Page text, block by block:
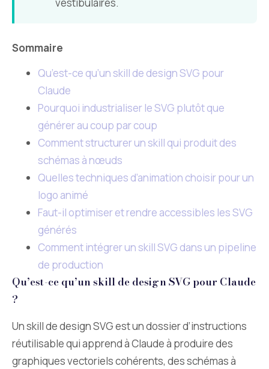
Sommaire
Qu’est-ce qu’un skill de design SVG pour
Claude
Pourquoi industrialiser le SVG plutôt que
générer au coup par coup
Comment structurer un skill qui produit des
schémas à nœuds
Quelles techniques d’animation choisir pour un
logo animé
Faut-il optimiser et rendre accessibles les SVG
générés
Comment intégrer un skill SVG dans un pipeline
de production
Qu’est-ce qu’un skill de design SVG pour Claude
?
Un skill de design SVG est un dossier d’instructions
réutilisable qui apprend à Claude à produire des
graphiques vectoriels cohérents, des schémas à